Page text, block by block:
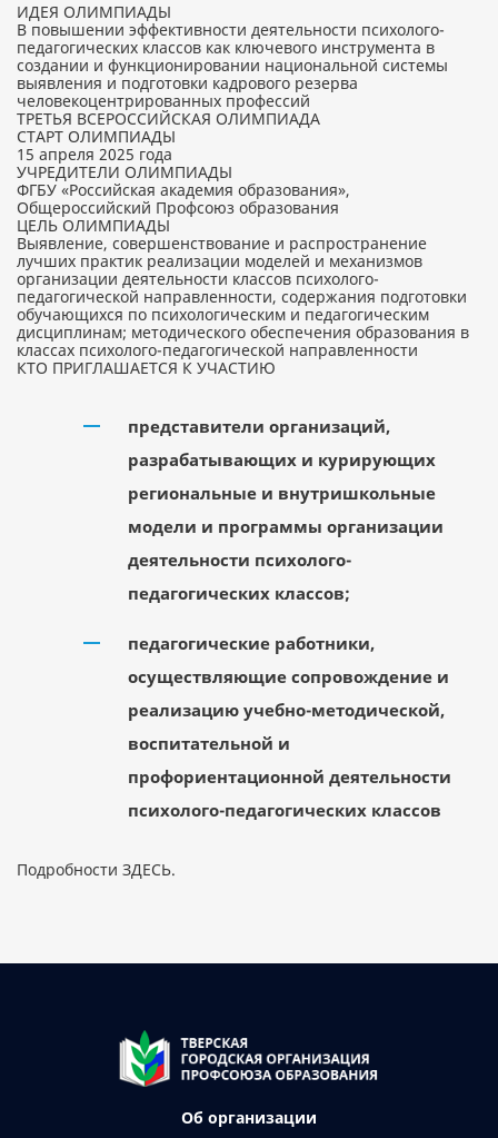
ИДЕЯ ОЛИМПИАДЫ
В повышении эффективности деятельности психолого-
педагогических классов как ключевого инструмента в
создании и функционировании национальной системы
выявления и подготовки кадрового резерва
человекоцентрированных профессий
ТРЕТЬЯ ВСЕРОССИЙСКАЯ ОЛИМПИАДА
СТАРТ ОЛИМПИАДЫ
15 апреля 2025 года
УЧРЕДИТЕЛИ ОЛИМПИАДЫ
ФГБУ «Российская академия образования»,
Общероссийский Профсоюз образования
ЦЕЛЬ ОЛИМПИАДЫ
Выявление, совершенствование и распространение
лучших практик реализации моделей и механизмов
организации деятельности классов психолого-
педагогической направленности, содержания подготовки
обучающихся по психологическим и педагогическим
дисциплинам; методического обеспечения образования в
классах психолого-педагогической направленности
КТО ПРИГЛАШАЕТСЯ К УЧАСТИЮ
представители организаций,
разрабатывающих и курирующих
региональные и внутришкольные
модели и программы организации
деятельности психолого-
педагогических классов;
педагогические работники,
осуществляющие сопровождение и
реализацию учебно-методической,
воспитательной и
профориентационной деятельности
психолого-педагогических классов
Подробности ЗДЕСЬ.
Об организации